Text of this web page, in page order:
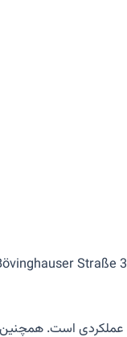
است. همچنین